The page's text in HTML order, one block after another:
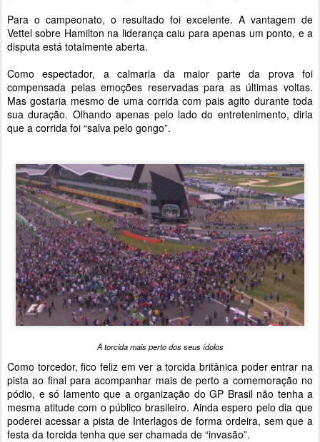
Para o campeonato, o resultado foi excelente. A vantagem de
Vettel sobre Hamilton na liderança caiu para apenas um ponto, e a
disputa está totalmente aberta.
Como espectador, a calmaria da maior parte da prova foi
compensada pelas emoções reservadas para as últimas voltas.
Mas gostaria mesmo de uma corrida com pais agito durante toda
sua duração. Olhando apenas pelo lado do entretenimento, diria
que a corrida foi “salva pelo gongo”.
A torcida mais perto dos seus ídolos
Como torcedor, fico feliz em ver a torcida britânica poder entrar na
pista ao final para acompanhar mais de perto a comemoração no
pódio, e só lamento que a organização do GP Brasil não tenha a
mesma atitude com o público brasileiro. Ainda espero pelo dia que
poderei acessar a pista de Interlagos de forma ordeira, sem que a
festa da torcida tenha que ser chamada de “invasão”.